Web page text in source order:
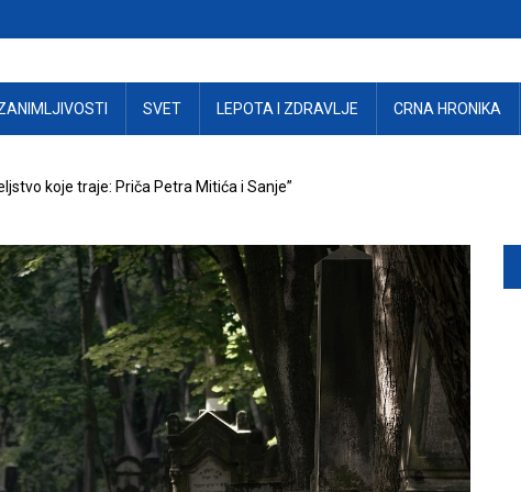
SVET LEPOTA I ZDRAVLJE CRNA HRONIKA
koje traje: Priča Petra Mitića i Sanje”